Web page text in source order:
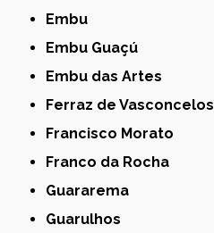
Embu
Embu Guaçú
Embu das Artes
Ferraz de Vasconcelos
Francisco Morato
Franco da Rocha
Guararema
Guarulhos